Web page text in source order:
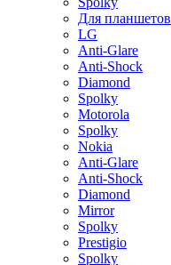
Для планшетов
LG
Anti-Glare
Anti-Shock
Diamond
Spolky
Motorola
Spolky
Nokia
Anti-Glare
Anti-Shock
Diamond
Mirror
Spolky
Prestigio
Spolky